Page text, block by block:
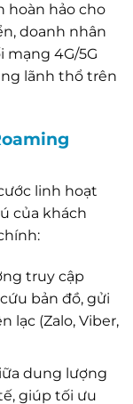
hoàn hảo cho
doanh nhân
4G/5G
lãnh thổ trên
linh hoạt
của khách
truy cập
bản đồ, gửi
lạc (Zalo, Viber,
dung lượng
giúp tối ưu